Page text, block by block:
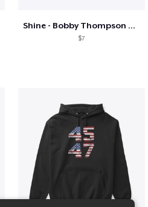
Shine - Bobby Thompson Band Merch
$7